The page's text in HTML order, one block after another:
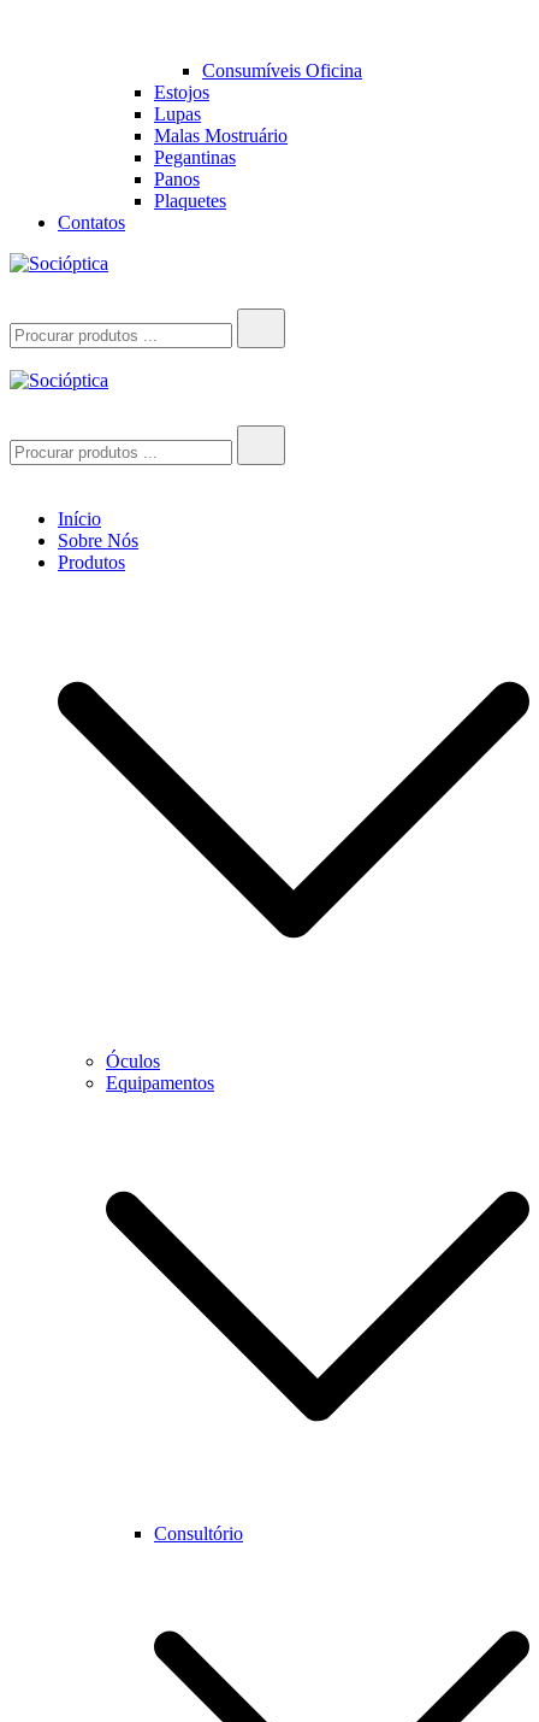
Consumíveis Oficina
Estojos
Lupas
Malas Mostruário
Pegantinas
Panos
Plaquetes
Contatos
for:
for:
Início
Sobre Nós
Produtos
Óculos
Equipamentos
Consultório